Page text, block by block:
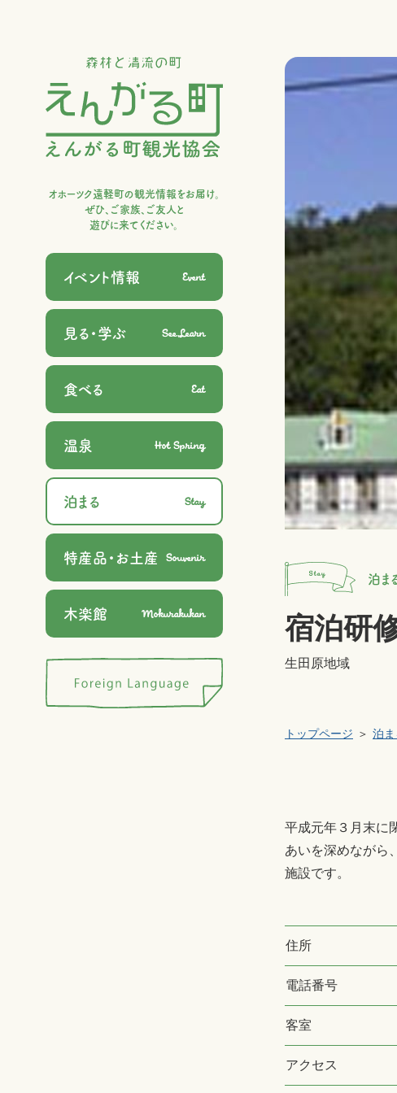
オホーツク遠軽町の観光情報をお届け。
ぜひ、ご家族、ご友人と
遊びに来てください。
イベント情報 Event
見る・学ぶ See,Learn
食べる Eat
温泉 Hot Spring
泊まる Stay
特産品・お土産 Souvenir
木楽館 Mokurakukan
泊ま
宿泊研
生田原地域
トップページ 泊ま
平成元年３月末に
あいを深めながら
施設です。
住所
電話番号
客室
アクセス